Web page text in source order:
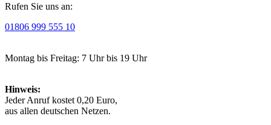
Rufen Sie uns an:
01806 999 555 10
Montag bis Freitag: 7 Uhr bis 19 Uhr
Hinweis:
Jeder Anruf kostet 0,20 Euro,
aus allen deutschen Netzen.